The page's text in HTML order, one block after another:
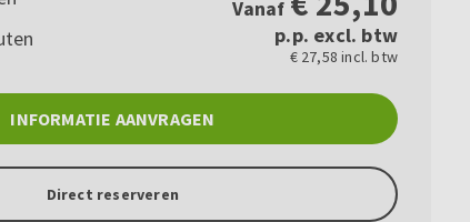
Vanaf
p.p. excl. btw
€ 27,58 incl. btw
INFORMATIE AANVRAGEN
Direct reserveren